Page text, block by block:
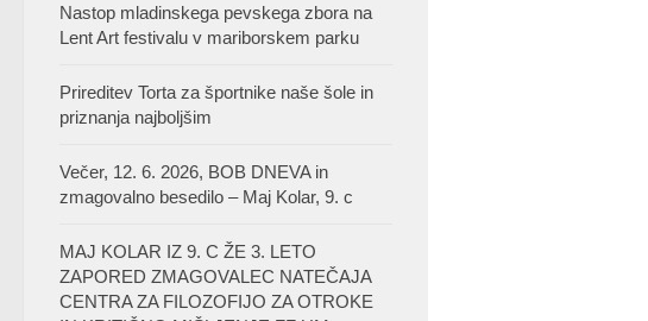
Nastop mladinskega pevskega zbora na
Lent Art festivalu v mariborskem parku
Prireditev Torta za športnike naše šole in
priznanja najboljšim
Večer, 12. 6. 2026, BOB DNEVA in
zmagovalno besedilo – Maj Kolar, 9. c
MAJ KOLAR IZ 9. C ŽE 3. LETO
ZAPORED ZMAGOVALEC NATEČAJA
CENTRA ZA FILOZOFIJO ZA OTROKE